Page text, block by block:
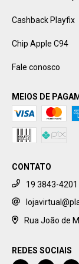
Cashback Playfix
Chip Apple C94
Fale conosco
MEIOS DE
CONTATO
19 3843-4201
Rua João de
REDES SOCIAIS